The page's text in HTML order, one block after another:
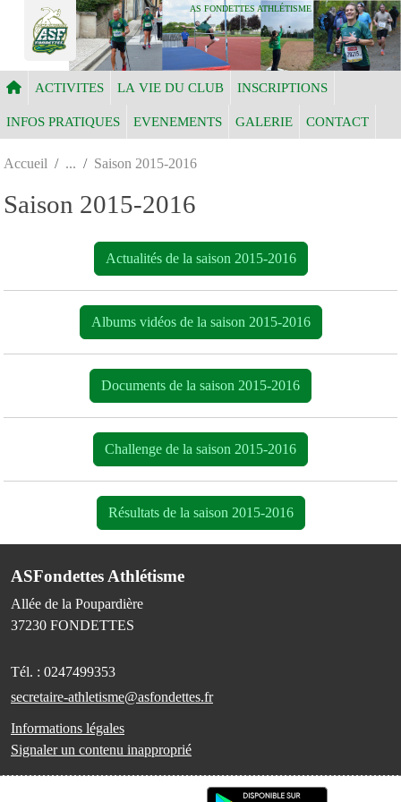
AS FONDETTES ATHLÉTISME
ACTIVITES LA VIE DU CLUB INSCRIPTIONS
INFOS PRATIQUES EVENEMENTS GALERIE CONTACT
Accueil Saison 2015-2016
Saison 2015-2016
Actualités de la saison 2015-2016
Albums vidéos de la saison 2015-2016
Documents de la saison 2015-2016
Challenge de la saison 2015-2016
Résultats de la saison 2015-2016
ASFondettes Athlétisme
Allée de la Poupardière
37230 FONDETTES
Tél. : 0247499353
secretaire-athletisme@asfondettes.fr
Informations légales
Signaler un contenu inapproprié
Panneau de gestion des cookies